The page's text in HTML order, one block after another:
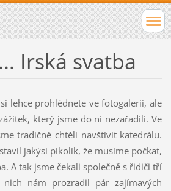
Irská svatba
lehce prohlédnete ve fotogalerii, ale
který jsme do ní nezařadili. Ve
tradičně chtěli navštívit katedrálu.
jakýsi pikolík, že musíme počkat,
A tak jsme čekali společně s řidiči tří
nám prozradil pár zajímavých